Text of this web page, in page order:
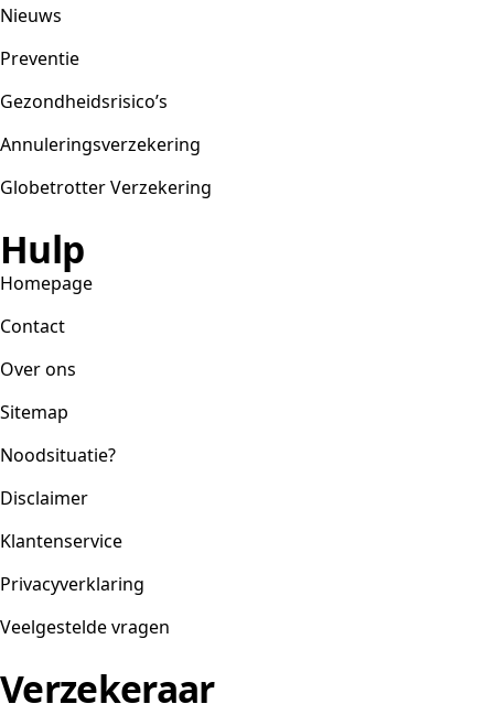
Nieuws
Preventie
Gezondheidsrisico’s
Annuleringsverzekering
Globetrotter Verzekering
Hulp
Homepage
Contact
Over ons
Sitemap
Noodsituatie?
Disclaimer
Klantenservice
Privacyverklaring
Veelgestelde vragen
Verzekeraar